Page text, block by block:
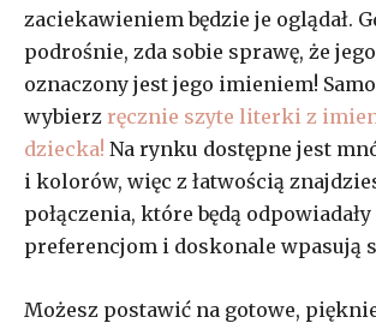
zaciekawieniem będzie je oglądał.
podrośnie, zda sobie sprawę, że
oznaczony jest jego imieniem!
wybierz ręcznie szyte literki z
dziecka! Na rynku dostępne jest
i kolorów, więc z łatwością
połączenia, które będą
preferencjom i doskonale wpasują
Możesz postawić na gotowe,